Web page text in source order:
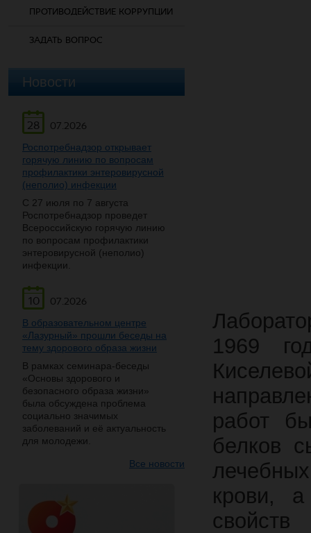
ПРОТИВОДЕЙСТВИЕ КОРРУПЦИИ
ЗАДАТЬ ВОПРОС
Новости
28
07.2026
Роспотребнадзор открывает
горячую линию по вопросам
профилактики энтеровирусной
(неполио) инфекции
С 27 июля по 7 августа
Роспотребнадзор проведет
Всероссийскую горячую линию
по вопросам профилактики
энтеровирусной (неполио)
инфекции.
10
07.2026
В образовательном центре
«Лазурный» прошли беседы на
тему здорового образа жизни
В рамках семинара-беседы
«Основы здорового и
безопасного образа жизни»
была обсуждена проблема
социально значимых
заболеваний и её актуальность
для молодежи.
Все новости
1969
работ
белков
крови, а